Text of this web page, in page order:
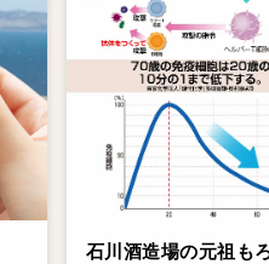
石川酒造場の元祖も